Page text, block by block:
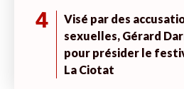
4
Visé par des
sexuelles, Gérard
pour présider le
La Ciotat